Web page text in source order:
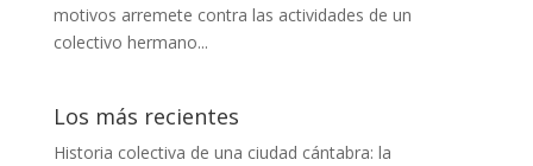
motivos arremete contra las actividades de un
colectivo hermano...
Los más recientes
Historia colectiva de una ciudad cántabra: la